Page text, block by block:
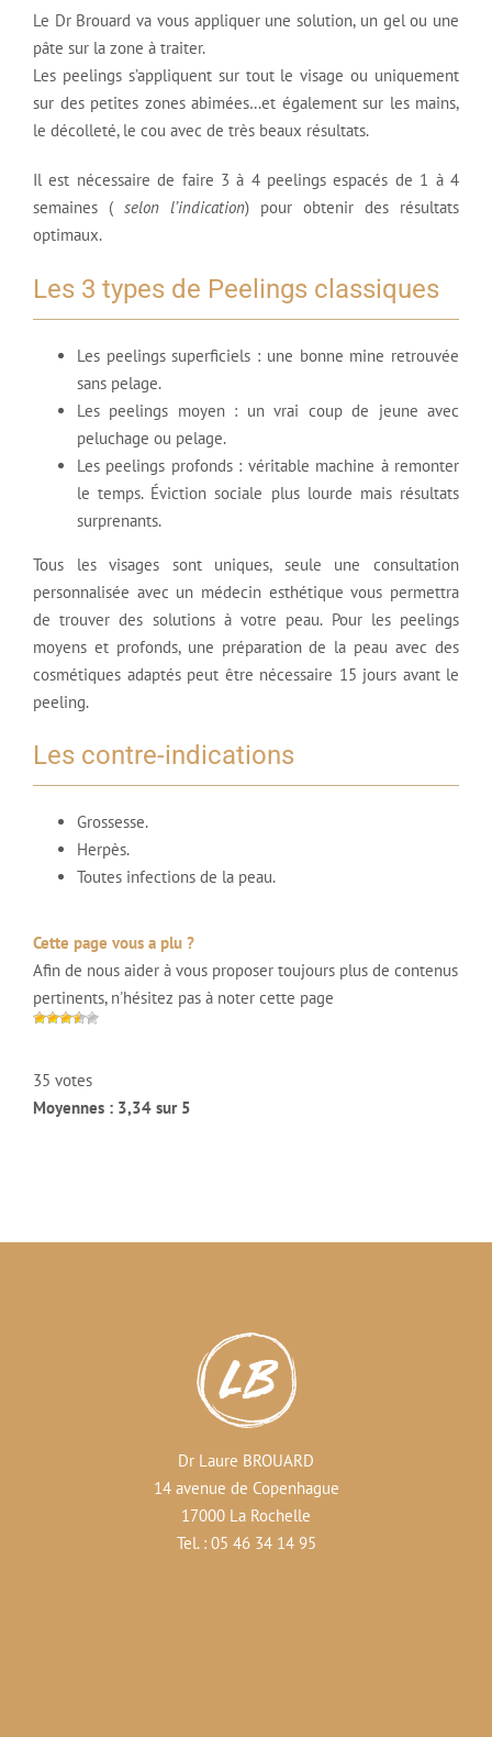
Le Dr Brouard va vous appliquer une solution, un gel ou une
pâte sur la zone à traiter.
Les peelings s’appliquent sur tout le visage ou uniquement
sur des petites zones abimées…et également sur les mains,
le décolleté, le cou avec de très beaux résultats.
Il est nécessaire de faire 3 à 4 peelings espacés de 1 à 4
semaines ( selon l’indication) pour obtenir des résultats
optimaux.
Les 3 types de Peelings classiques
Les peelings superficiels : une bonne mine retrouvée
sans pelage.
Les peelings moyen : un vrai coup de jeune avec
peluchage ou pelage.
Les peelings profonds : véritable machine à remonter
le temps. Éviction sociale plus lourde mais résultats
surprenants.
Tous les visages sont uniques, seule une consultation
personnalisée avec un médecin esthétique vous permettra
de trouver des solutions à votre peau. Pour les peelings
moyens et profonds, une préparation de la peau avec des
cosmétiques adaptés peut être nécessaire 15 jours avant le
peeling.
Les contre-indications
Grossesse.
Herpès.
Toutes infections de la peau.
Cette page vous a plu ?
Afin de nous aider à vous proposer toujours plus de contenus
pertinents, n'hésitez pas à noter cette page
35 votes
Moyennes : 3,34 sur 5
Dr Laure BROUARD
14 avenue de Copenhague
17000 La Rochelle
Tel. : 05 46 34 14 95